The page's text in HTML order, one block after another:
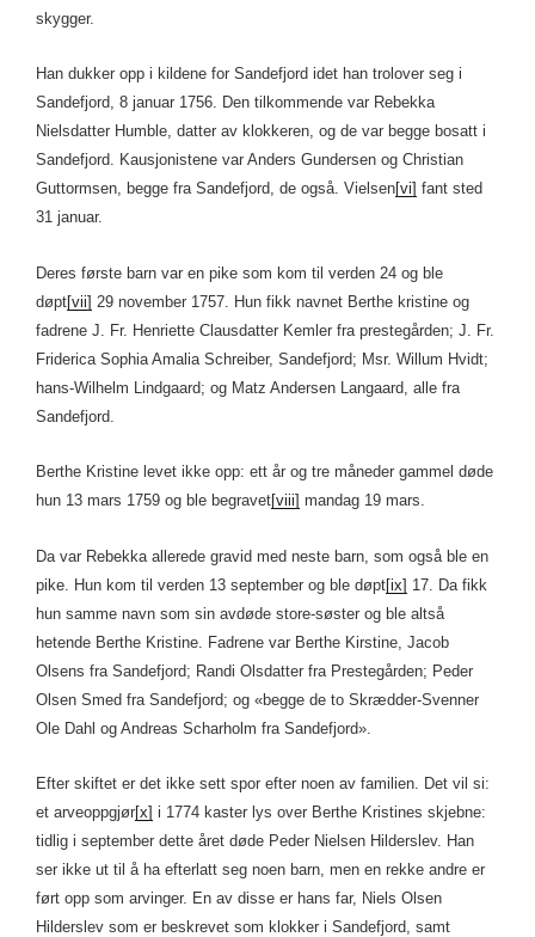
skygger.
Han dukker opp i kildene for Sandefjord idet han trolover seg i
Sandefjord, 8 januar 1756. Den tilkommende var Rebekka
Nielsdatter Humble, datter av klokkeren, og de var begge bosatt i
Sandefjord. Kausjonistene var Anders Gundersen og Christian
Guttormsen, begge fra Sandefjord, de også. Vielsen[vi] fant sted
31 januar.
Deres første barn var en pike som kom til verden 24 og ble
døpt[vii] 29 november 1757. Hun fikk navnet Berthe kristine og
fadrene J. Fr. Henriette Clausdatter Kemler fra prestegården; J. Fr.
Friderica Sophia Amalia Schreiber, Sandefjord; Msr. Willum Hvidt;
hans-Wilhelm Lindgaard; og Matz Andersen Langaard, alle fra
Sandefjord.
Berthe Kristine levet ikke opp: ett år og tre måneder gammel døde
hun 13 mars 1759 og ble begravet[viii] mandag 19 mars.
Da var Rebekka allerede gravid med neste barn, som også ble en
pike. Hun kom til verden 13 september og ble døpt[ix] 17. Da fikk
hun samme navn som sin avdøde store-søster og ble altså
hetende Berthe Kristine. Fadrene var Berthe Kirstine, Jacob
Olsens fra Sandefjord; Randi Olsdatter fra Prestegården; Peder
Olsen Smed fra Sandefjord; og «begge de to Skrædder-Svenner
Ole Dahl og Andreas Scharholm fra Sandefjord».
Efter skiftet er det ikke sett spor efter noen av familien. Det vil si:
et arveoppgjør[x] i 1774 kaster lys over Berthe Kristines skjebne:
tidlig i september dette året døde Peder Nielsen Hilderslev. Han
ser ikke ut til å ha efterlatt seg noen barn, men en rekke andre er
ført opp som arvinger. En av disse er hans far, Niels Olsen
Hilderslev som er beskrevet som klokker i Sandefjord, samt